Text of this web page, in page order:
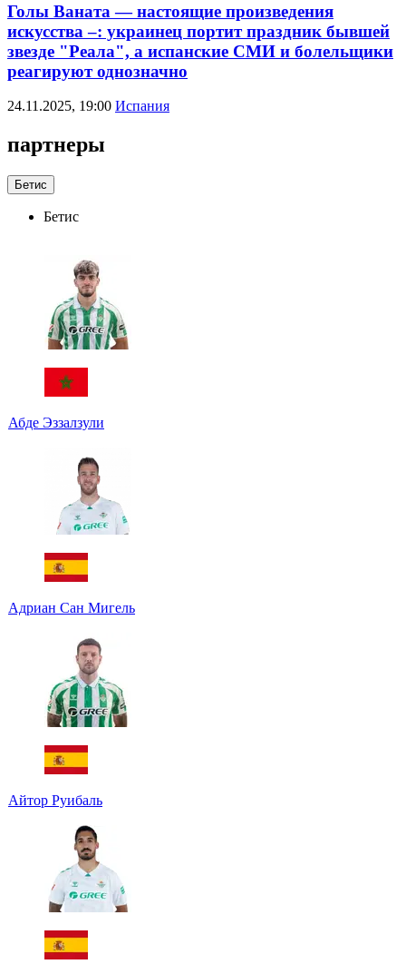
Голы Ваната — настоящие произведения
искусства –: украинец портит праздник бывшей
звезде "Реала", а испанские СМИ и болельщики
реагируют однозначно
24.11.2025, 19:00 Испания
партнеры
Бетис
Бетис
Абде Эззалзули
Адриан Сан Мигель
Айтор Руибаль